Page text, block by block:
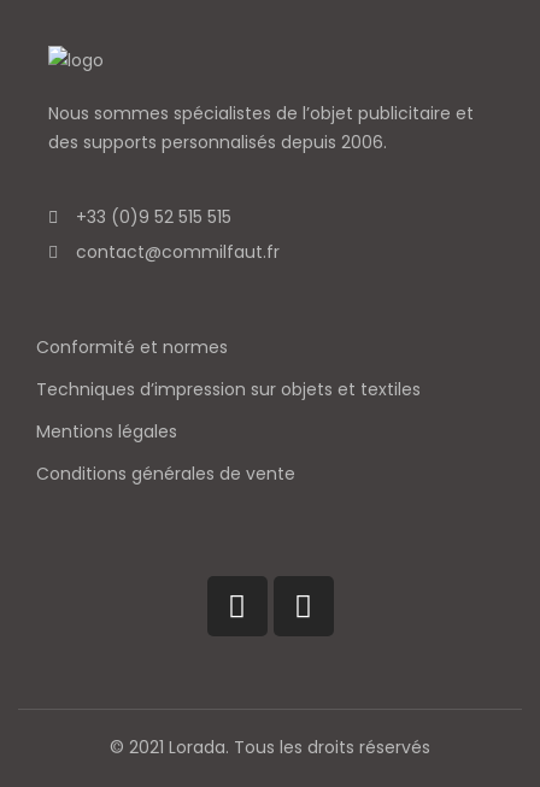
Nous sommes spécialistes de l’objet publicitaire et
des supports personnalisés depuis 2006.
+33 (0)9 52 515 515
contact@commilfaut.fr
Conformité et normes
Techniques d’impression sur objets et textiles
Mentions légales
Conditions générales de vente
© 2021 Lorada. Tous les droits réservés